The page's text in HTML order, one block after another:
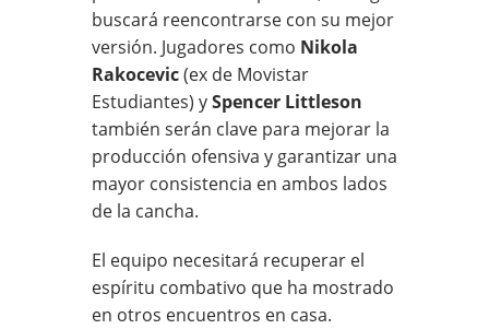
buscará reencontrarse con su mejor
versión. Jugadores como Nikola
Rakocevic(ex de Movistar
Estudiantes) ySpencer Littleson
también serán clave para mejorar la
producción ofensiva y garantizar una
mayor consistencia en ambos lados
de la cancha.
El equipo necesitará recuperar el
espíritu combativo que ha mostrado
en otros encuentros en casa.